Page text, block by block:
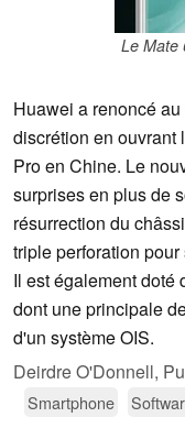
Le Mate
Huawei a renoncé
discrétion en ouvrant
Pro en Chine. Le
surprises en plus de
résurrection du
triple perforation
Il est également doté
dont une principale
d'un système OIS.
Deirdre O'Donnell,
Smartphone